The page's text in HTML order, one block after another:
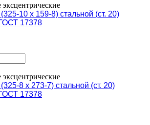
10 х 159-8) стальной (ст. 20)
17378
8 х 273-7) стальной (ст. 20)
17378